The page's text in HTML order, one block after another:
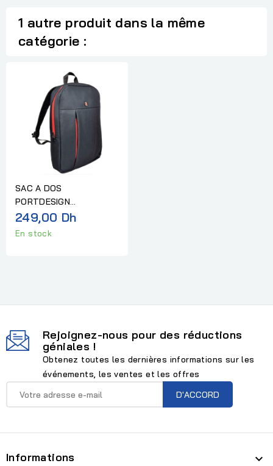
1 autre produit dans la même
catégorie :
SAC A DOS
PORTDESIGN
PORTLAND 15P
249,00 Dh
En stock
Rejoignez-nous pour des réductions
géniales !
Obtenez toutes les dernières informations sur les
événements, les ventes et les offres
Informations 